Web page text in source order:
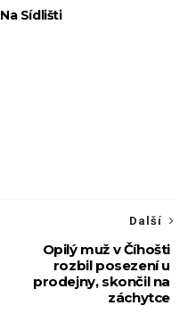
Na Sídlišti
Další
Opilý muž v Číhošti
rozbil posezení u
prodejny, skončil na
záchytce